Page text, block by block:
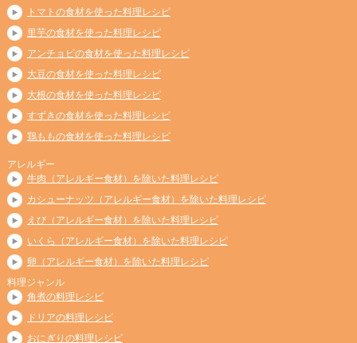
トマトの食材を使った料理レシピ
里芋の食材を使った料理レシピ
アンチョビの食材を使った料理レシピ
大豆の食材を使った料理レシピ
大根の食材を使った料理レシピ
すずきの食材を使った料理レシピ
鶏ももの食材を使った料理レシピ
アレルギー
牛肉（アレルギー食材）を除いた料理レシピ
カシューナッツ（アレルギー食材）を除いた料理レシピ
えび（アレルギー食材）を除いた料理レシピ
いくら（アレルギー食材）を除いた料理レシピ
卵（アレルギー食材）を除いた料理レシピ
料理ジャンル
角煮の料理レシピ
ドリアの料理レシピ
おにぎりの料理レシピ